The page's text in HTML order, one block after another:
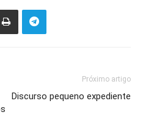
Próximo artigo
Discurso pequeno expediente